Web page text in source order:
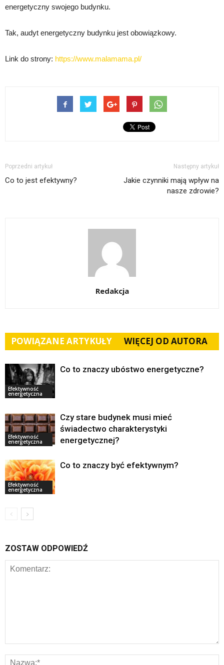
energetyczny swojego budynku.
Tak, audyt energetyczny budynku jest obowiązkowy.
Link do strony: https://www.malamama.pl/
Poprzedni artykuł
Co to jest efektywny?
Następny artykuł
Jakie czynniki mają wpływ na
nasze zdrowie?
Redakcja
POWIĄZANE ARTYKUŁY WIĘCEJ OD AUTORA
Efektywność
energetyczna
Co to znaczy ubóstwo energetyczne?
Efektywność
energetyczna
Czy stare budynek musi mieć
świadectwo charakterystyki
energetycznej?
Efektywność
energetyczna
Co to znaczy być efektywnym?
ZOSTAW ODPOWIEDŹ